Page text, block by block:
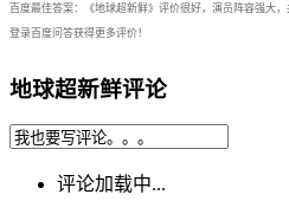
百度最佳答案：《地球超新鲜》评价很好，演员阵容强大
登录百度问答获得更多评价！
地球超新鲜评论
评论加载中...